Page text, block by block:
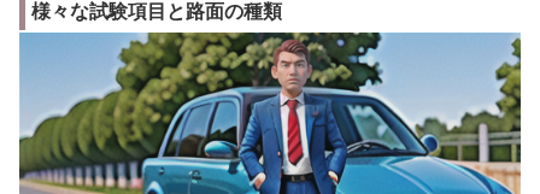
様々な試験項目と路面の種類